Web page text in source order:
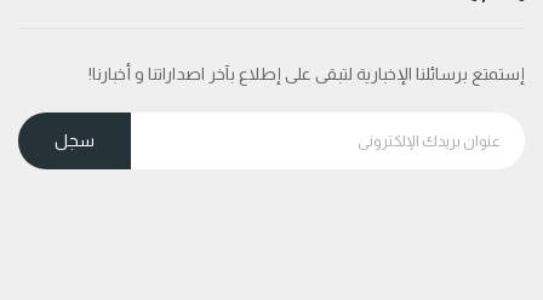
إستمتع برسائلنا الإخبارية لتبقى على إطلاع بآخر اصداراتنا و أخبارنا!